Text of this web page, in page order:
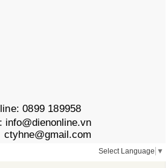
0899 189958
info@dienonline.vn
ctyhne@gmail.com
Select Language ▼